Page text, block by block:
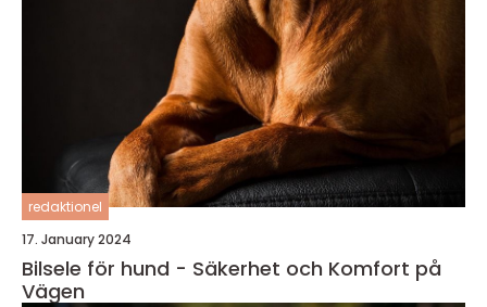
redaktionel
17. January 2024
Bilsele för hund - Säkerhet och Komfort på
Vägen